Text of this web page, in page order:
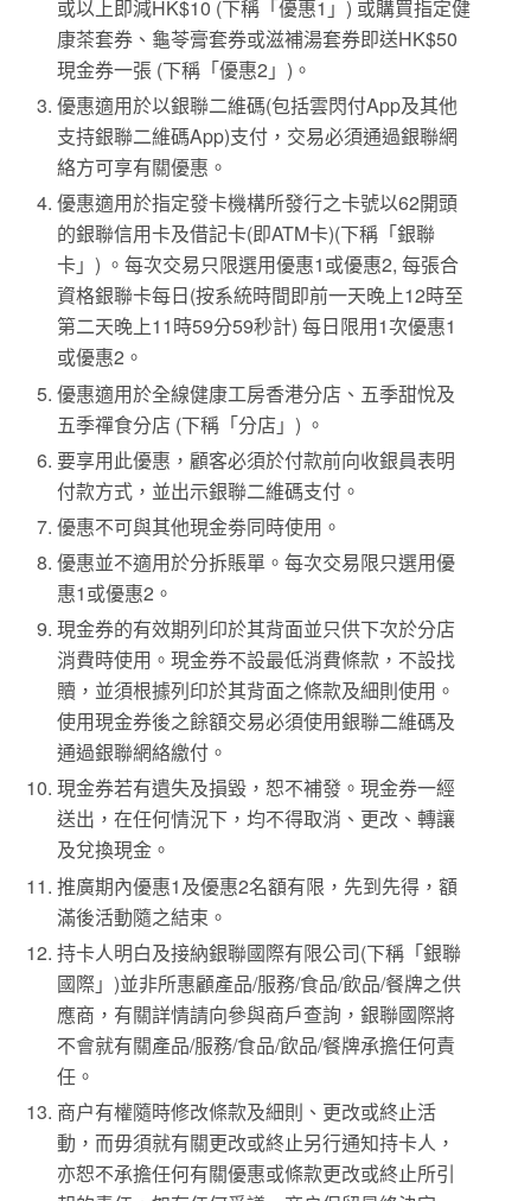
或以上即減HK$10 (下稱「優惠1」) 或購買指定健
康茶套券、龜苓膏套券或滋補湯套券即送HK$50
現金券一張 (下稱「優惠2」)。
優惠適用於以銀聯二維碼(包括雲閃付App及其他
支持銀聯二維碼App)支付，交易必須通過銀聯網
絡方可享有關優惠。
優惠適用於指定發卡機構所發行之卡號以62開頭
的銀聯信用卡及借記卡(即ATM卡)(下稱「銀聯
卡」) 。每次交易只限選用優惠1或優惠2, 每張合
資格銀聯卡每日(按系統時間即前一天晚上12時至
第二天晚上11時59分59秒計) 每日限用1次優惠1
或優惠2。
優惠適用於全線健康工房香港分店、五季甜悅及
五季禪食分店 (下稱「分店」) 。
要享用此優惠，顧客必須於付款前向收銀員表明
付款方式，並出示銀聯二維碼支付。
優惠不可與其他現金劵同時使用。
優惠並不適用於分拆賬單。每次交易限只選用優
惠1或優惠2。
現金券的有效期列印於其背面並只供下次於分店
消費時使用。現金券不設最低消費條款，不設找
贖，並須根據列印於其背面之條款及細則使用。
使用現金券後之餘額交易必須使用銀聯二維碼及
通過銀聯網絡繳付。
現金券若有遺失及損毀，恕不補發。現金券一經
送出，在任何情況下，均不得取消、更改、轉讓
及兌換現金。
推廣期內優惠1及優惠2名額有限，先到先得，額
滿後活動隨之結束。
持卡人明白及接納銀聯國際有限公司(下稱「銀聯
國際」)並非所惠顧產品/服務/食品/飲品/餐牌之供
應商，有關詳情請向參與商戶查詢，銀聯國際將
不會就有關產品/服務/食品/飲品/餐牌承擔任何責
任。
商户有權隨時修改條款及細則、更改或終止活
動，而毋須就有關更改或終止另行通知持卡人，
亦恕不承擔任何有關優惠或條款更改或終止所引